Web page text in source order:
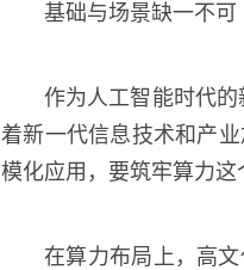
基础与场景缺一不可
作为人工智能时代
着新一代信息技术和产
模化应用，要筑牢算力这
在算力布局上，高